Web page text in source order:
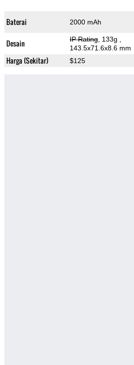
Baterai 2000 mAh
Desain IP Rating, 133g
143.5x71.6x8.6 mm
Harga (Sekitar) $125